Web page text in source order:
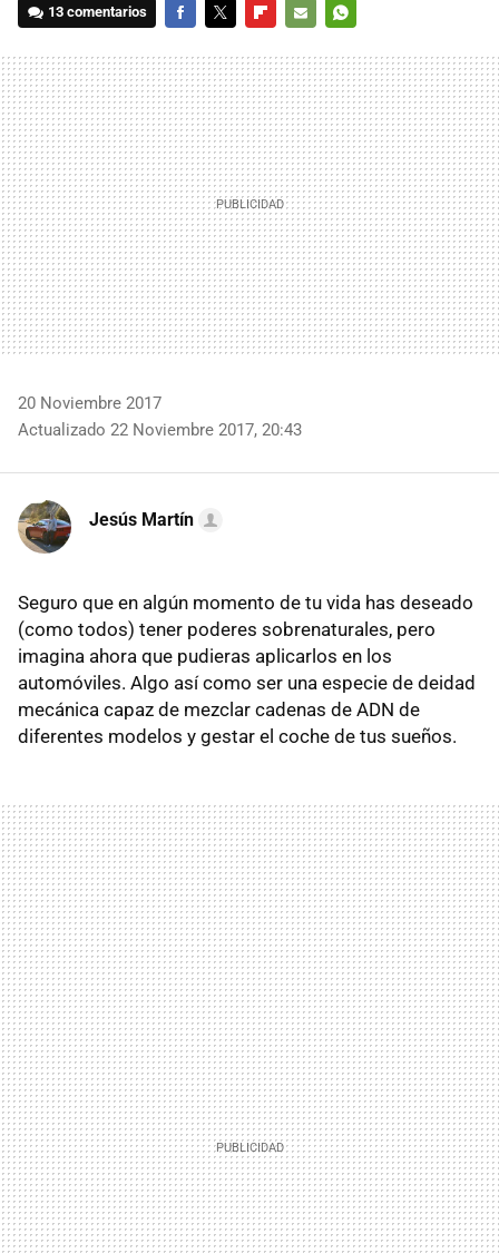
13 comentarios
MAIL
20 Noviembre 2017
Actualizado 22 Noviembre 2017, 20:43
Jesús Martín
Seguro que en algún momento de tu vida has deseado
(como todos) tener poderes sobrenaturales, pero
imagina ahora que pudieras aplicarlos en los
automóviles. Algo así como ser una especie de deidad
mecánica capaz de mezclar cadenas de ADN de
diferentes modelos y gestar el coche de tus sueños.